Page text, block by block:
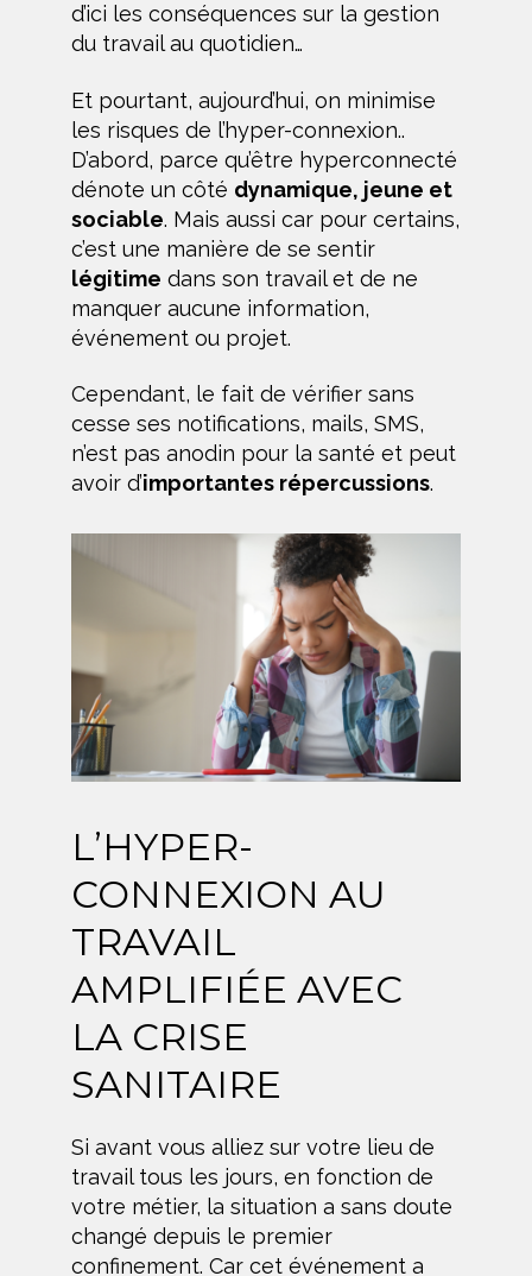
d’ici les conséquences sur la gestion
du travail au quotidien…
Et pourtant, aujourd’hui, on minimise
les risques de l’hyper-connexion..
D’abord, parce qu’être hyperconnecté
dénote un côté dynamique, jeune et
sociable. Mais aussi car pour certains,
c’est une manière de se sentir
légitime dans son travail et de ne
manquer aucune information,
événement ou projet.
Cependant, le fait de vérifier sans
cesse ses notifications, mails, SMS,
n’est pas anodin pour la santé et peut
avoir d’importantes répercussions.
L’HYPER-
CONNEXION AU
TRAVAIL
AMPLIFIÉE AVEC
LA CRISE
SANITAIRE
Si avant vous alliez sur votre lieu de
travail tous les jours, en fonction de
votre métier, la situation a sans doute
changé depuis le premier
confinement. Car cet événement a